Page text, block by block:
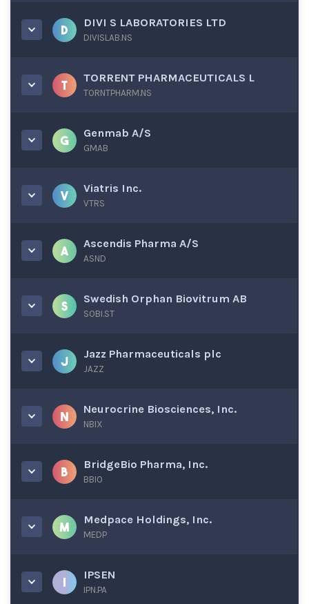
DIVI S LABORATORIES LTD
DIVISLAB.NS
TORRENT PHARMACEUTICALS L
TORNTPHARM.NS
Genmab A/S
GMAB
Viatris Inc.
VTRS
Ascendis Pharma A/S
ASND
Swedish Orphan Biovitrum AB
SOBI.ST
Jazz Pharmaceuticals plc
JAZZ
Neurocrine Biosciences, Inc.
NBIX
BridgeBio Pharma, Inc.
BBIO
Medpace Holdings, Inc.
MEDP
IPSEN
IPN.PA